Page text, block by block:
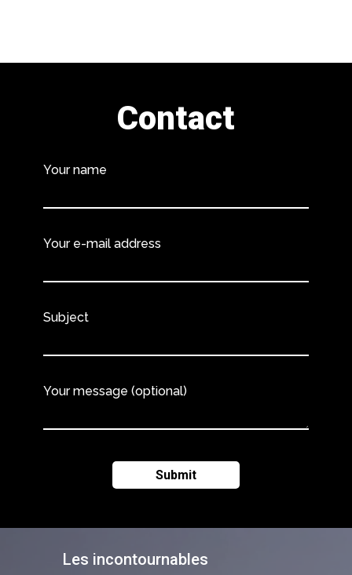
Les incontournables
Contact
Your name
Your e-mail address
Subject
Your message (optional)